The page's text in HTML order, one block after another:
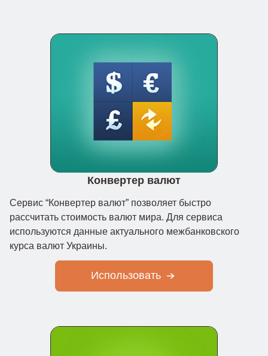
Конвертер валют
Сервис “Конвертер валют” позволяет быстро
рассчитать стоимость валют мира. Для сервиса
используются данные актуального межбанковского
курса валют Украины.
Использовать